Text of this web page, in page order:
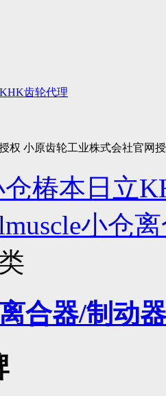
椿本 日立
小仓
合器/制动器